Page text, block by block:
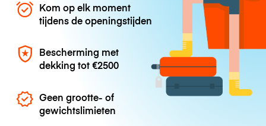
Kom op elk moment
tijdens de openingstijden
Bescherming met
dekking tot€2500
Geen grootte- of
gewichtslimieten